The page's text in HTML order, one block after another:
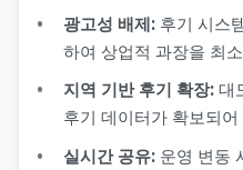
광고성 배제: 후기 시스
하여 상업적 과장을 최
지역 기반 후기 확장: 대
후기 데이터가 확보되
실시간 공유: 운영 변동